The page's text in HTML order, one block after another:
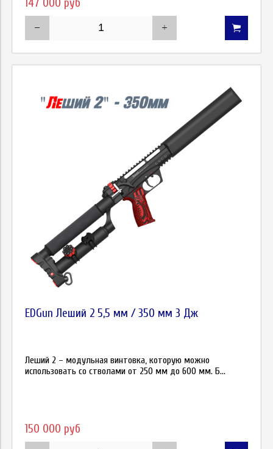
147 000 руб
EDGun Леший 2 5,5 мм / 350 мм 3 Дж
Леший 2 – модульная винтовка, которую можно
использовать со стволами от 250 мм до 600 мм. Б...
150 000 руб